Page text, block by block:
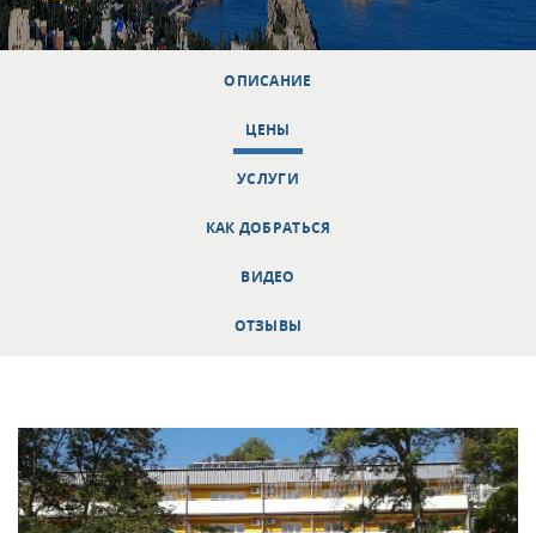
ОПИСАНИЕ
ЦЕНЫ
УСЛУГИ
КАК ДОБРАТЬСЯ
ВИДЕО
ОТЗЫВЫ